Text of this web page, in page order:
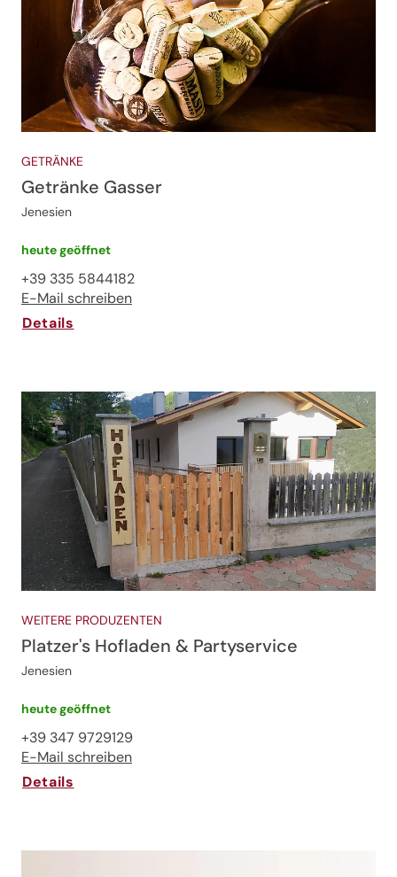
GETRÄNKE
Getränke Gasser
Jenesien
heute geöffnet
+39 335 5844182
E-Mail schreiben
Details
WEITERE PRODUZENTEN
Platzer's Hofladen & Partyservice
Jenesien
heute geöffnet
+39 347 9729129
E-Mail schreiben
Details